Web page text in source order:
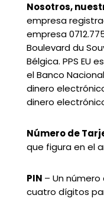
Nosotros,
empresa
empresa
Boulevard du
Bélgica. PPS EU
el Banco
dinero
dinero
Número de
que figura en el
PIN – Un
cuatro dígitos